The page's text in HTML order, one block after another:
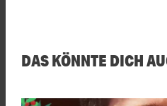
DAS KÖNNTE DICH